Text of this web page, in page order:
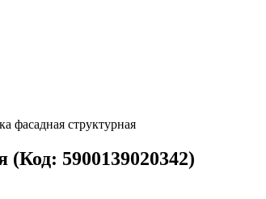
фасадная структурная
(Код: 5900139020342)